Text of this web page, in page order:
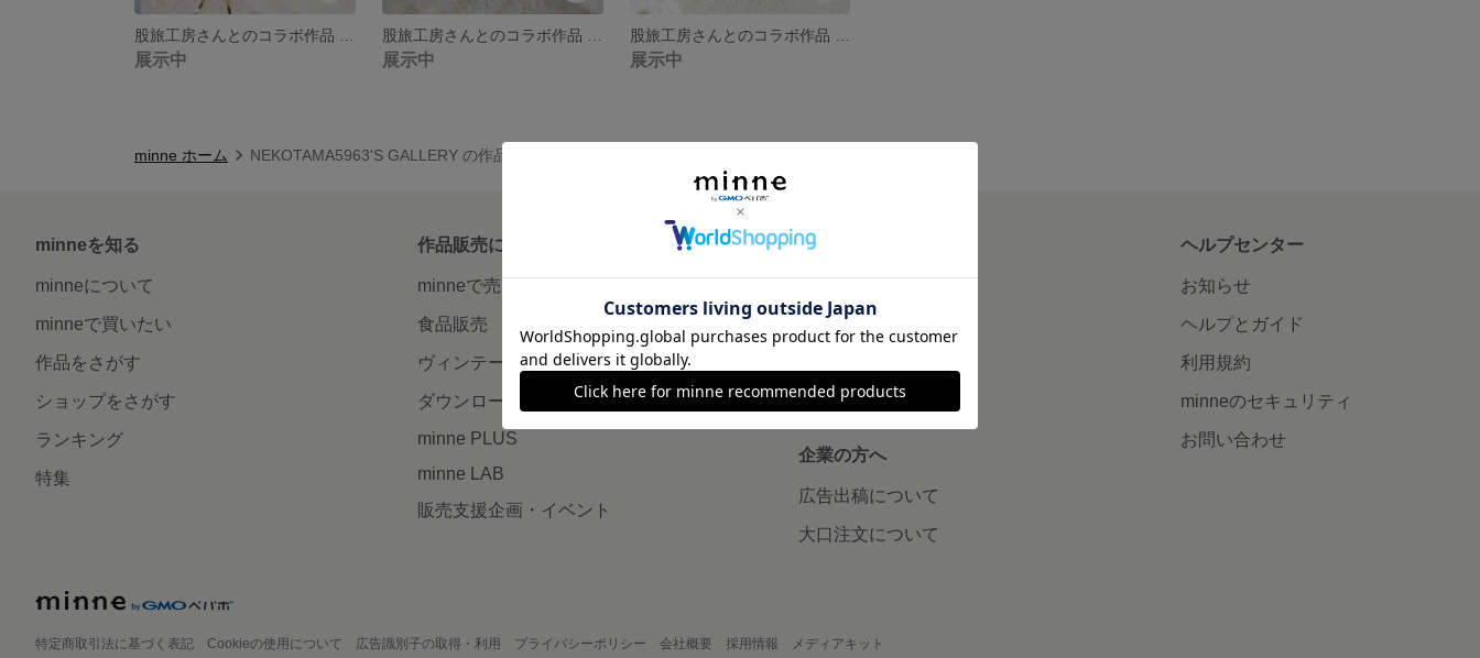
展示中 展示中 展示中
minne ホーム NEKOTAMA5963'S GALLERY の作品一覧
minneを知る
minneについて
minneで買いたい
作品をさがす
ショップをさがす
ランキング
特集
作品販売について
minneで売りたい
食品販売
ヴィンテージ販売
ダウンロード販売
minne PLUS
minne LAB
販売支援企画・イベント
読みもの
minne学習帖
minneの本
企業の方へ
広告出稿について
大口注文について
ヘルプセンター
お知らせ
ヘルプとガイド
利用規約
minneのセキュリティ
お問い合わせ
特定商取引法に基づく表記 Cookieの使用について 広告識別子の取得・利用 プライバシーポリシー 会社概要 採用情報 メディアキット